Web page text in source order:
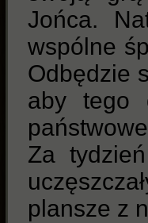
Jońca.
wspólne
Odbędzie
aby tego
Za
plansze z